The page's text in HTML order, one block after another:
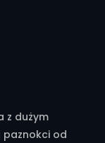
z dużym
paznokci od